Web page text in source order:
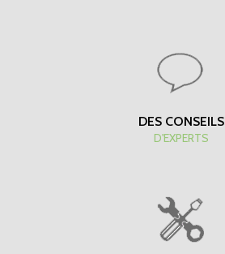
DES CONSEILS
D'EXPERTS